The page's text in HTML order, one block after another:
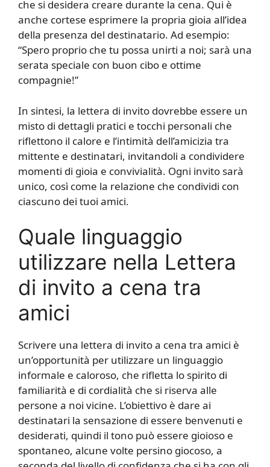
che si desidera creare durante la cena. Qui è
anche cortese esprimere la propria gioia all’idea
della presenza del destinatario. Ad esempio:
“Spero proprio che tu possa unirti a noi; sarà una
serata speciale con buon cibo e ottime
compagnie!”
In sintesi, la lettera di invito dovrebbe essere un
misto di dettagli pratici e tocchi personali che
riflettono il calore e l’intimità dell’amicizia tra
mittente e destinatari, invitandoli a condividere
momenti di gioia e convivialità. Ogni invito sarà
unico, così come la relazione che condividi con
ciascuno dei tuoi amici.
Quale linguaggio
utilizzare nella Lettera
di invito a cena tra
amici
Scrivere una lettera di invito a cena tra amici è
un’opportunità per utilizzare un linguaggio
informale e caloroso, che rifletta lo spirito di
familiarità e di cordialità che si riserva alle
persone a noi vicine. L’obiettivo è dare ai
destinatari la sensazione di essere benvenuti e
desiderati, quindi il tono può essere gioioso e
spontaneo, alcune volte persino giocoso, a